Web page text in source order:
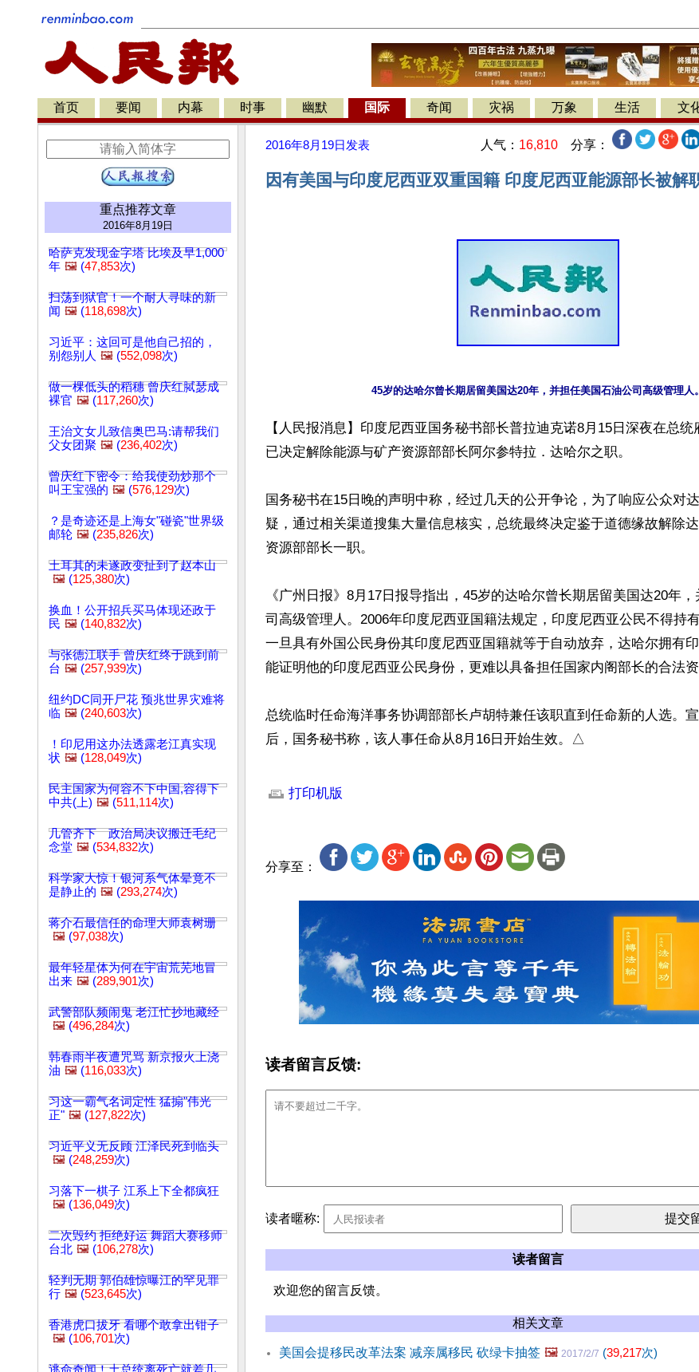
首页 要闻 内幕 时事 幽默 国际 奇闻 灾祸 万象 生活 文
重点推荐文章
2016年8月19日
哈萨克发现金字塔 比埃及早1,000
年 🖼️ (47,853次)
扫荡到狱官！一个耐人寻味的新
闻 🖼️ (118,698次)
习近平：这回可是他自己招的，
别怨别人 🖼️ (552,098次)
做一棵低头的稻穗 曾庆红脦瑟成
裸官 🖼️ (117,260次)
王治文女儿致信奥巴马:请帮我们
父女团聚 🖼️ (236,402次)
曾庆红下密令：给我使劲炒那个
叫王宝强的 🖼️ (576,129次)
？是奇迹还是上海女"碰瓷"世界级
邮轮 🖼️ (235,826次)
土耳其的未遂政变扯到了赵本山
🖼️ (125,380次)
换血！公开招兵买马体现还政于
民 🖼️ (140,832次)
与张德江联手 曾庆红终于跳到前
台 🖼️ (257,939次)
纽约DC同开尸花 预兆世界灾难将
临 🖼️ (240,603次)
！印尼用这办法透露老江真实现
状 🖼️ (128,049次)
民主国家为何容不下中国,容得下
中共(上) 🖼️ (511,114次)
几管齐下 政治局决议搬迁毛纪
念堂 🖼️ (534,832次)
科学家大惊！银河系气体晕竟不
是静止的 🖼️ (293,274次)
蒋介石最信任的命理大师袁树珊
🖼️ (97,038次)
最年轻星体为何在宇宙荒芜地冒
出来 🖼️ (289,901次)
武警部队频闹鬼 老江忙抄地藏经
🖼️ (496,284次)
韩春雨半夜遭咒骂 新京报火上浇
油 🖼️ (116,033次)
习这一霸气名词定性 猛搧"伟光
正" 🖼️ (127,822次)
习近平义无反顾 江泽民死到临头
🖼️ (248,259次)
习落下一棋子 江系上下全都疯狂
🖼️ (136,049次)
二次毁约 拒绝好运 舞蹈大赛移师
台北 🖼️ (106,278次)
轻判无期 郭伯雄惊曝江的罕见罪
行 🖼️ (523,645次)
香港虎口拔牙 看哪个敢拿出钳子
🖼️ (106,701次)
2016年8月19日 发表 人气： 16,810 分享：
因有美国与印度尼西亚双重国籍 印度尼西亚能源部长被解
【人民报消息】印度尼西亚国务秘书部长普拉迪克诺8月15日深夜在总
已决定解除能源与矿产资源部部长阿尔参特拉．达哈尔之职。
国务秘书在15日晚的声明中称，经过几天的公开争论，为了响应公众对
疑，通过相关渠道搜集大量信息核实，总统最终决定鉴于道德缘故解除
资源部部长一职。
《广州日报》8月17日报导指出，45岁的达哈尔曾长期居留美国达20年
司高级管理人。2006年印度尼西亚国籍法规定，印度尼西亚公民不得持
一旦具有外国公民身份其印度尼西亚国籍就等于自动放弃，达哈尔拥有
能证明他的印度尼西亚公民身份，更难以具备担任国家内阁部长的合法资
总统临时任命海洋事务协调部部长卢胡特兼任该职直到任命新的人选。
后，国务秘书称，该人事任命从8月16日开始生效。△
打印机版
分享至：
读者留言反馈:
读者暱称:
读者留言
欢迎您的留言反馈。
相关文章
美国会提移民改革法案 减亲属移民 砍绿卡抽签 🖼️ 2017/2/7 (39,217次)